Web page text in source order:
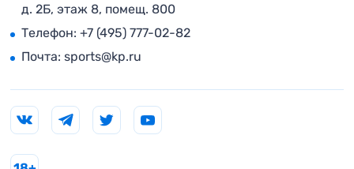
д. 2Б, этаж 8, помещ. 800
Телефон: +7 (495) 777-02-82
Почта: sports@kp.ru